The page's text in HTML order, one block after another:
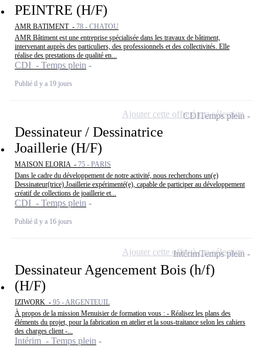
PEINTRE (H/F)
AMR BATIMENT - 78 - CHATOU
AMR Bâtiment est une entreprise spécialisée dans les travaux de bâtiment,
intervenant auprès des particuliers, des professionnels et des collectivités. Elle
réalise des prestations de qualité en...
CDI - Temps plein
Publié il y a 19 jours
Dessinateur / Dessinatrice
Joaillerie (H/F)
MAISON ELORIA - 75 - PARIS
Dans le cadre du développement de notre activité, nous recherchons un(e)
Dessinateur(trice) Joaillerie expérimenté(e), capable de participer au développement
créatif de collections de joaillerie et...
CDI - Temps plein
Publié il y a 16 jours
CDITemps plein
Ajouter cette offre à ma sélection
Dessinateur Agencement Bois (h/f)
(H/F)
IZIWORK - 95 - ARGENTEUIL
À propos de la mission Menuisier de formation vous : - Réalisez les plans des
éléments du projet, pour la fabrication en atelier et la sous-traitance selon les cahiers
des charges client -...
Intérim - Temps plein
IntérimTemps plein
Ajouter cette offre à ma sélection